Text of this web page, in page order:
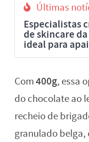
Últimas
Especialistas
de skincare
ideal para
Com400g, essa
do chocolate ao
recheio de
granulado